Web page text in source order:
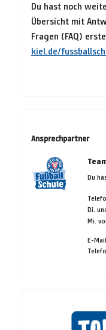
Du hast noch
Übersicht mit
Fragen (FAQ)
kiel.de/
Ansprechpartner
Du
Di.
Mi.
E-Mail